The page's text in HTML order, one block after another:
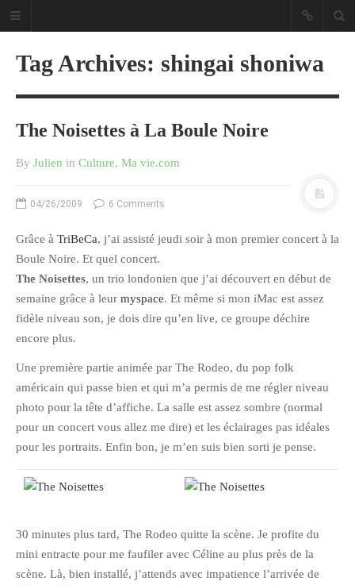
Ailleurs
Créa
Culture
Ma Vie.com
Pix&Music
Trouvailles
Vendredi Cinéma
Delphine
Tag Archives: shingai shoniwa
The Noisettes à La Boule Noire
By Julien in Culture, Ma vie.com
04/26/2009 6 Comments
Grâce à TriBeCa, j’ai assisté jeudi soir à mon premier concert à la
Boule Noire. Et quel concert.
The Noisettes, un trio londonien que j’ai découvert en début de
semaine grâce à leur myspace. Et même si mon iMac est assez
fidèle niveau son, je dois dire qu’en live, ce groupe déchire
encore plus.
Une première partie animée par The Rodeo, du pop folk
américain qui passe bien et qui m’a permis de me régler niveau
photo pour la tête d’affiche. La salle est assez sombre (normal
pour un concert vous allez me dire) et les éclairages pas idéales
pour les portraits. Enfin bon, je m’en suis bien sorti je pense.
30 minutes plus tard, The Rodeo quitte la scène. Je profite du
mini entracte pour me faufiler avec Céline au plus près de la
scène. Là, bien installé, j’attends avec impatience l’arrivée de